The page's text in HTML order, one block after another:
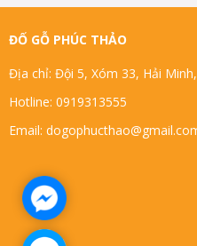
ĐỐ GỖ PHÚC THẢO
Địa chỉ: Đội 5, Xóm 33, Hải
Hotline: 0919313555
Email: